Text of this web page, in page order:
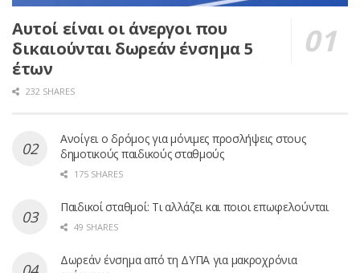
Αυτοί είναι οι άνεργοι που
δικαιούνται δωρεάν ένσημα 5
έτων
232 SHARES
Ανοίγει ο δρόμος για μόνιμες προσλήψεις στους
δημοτικούς παιδικούς σταθμούς
175 SHARES
Παιδικοί σταθμοί: Τι αλλάζει και ποιοι επωφελούνται
49 SHARES
Δωρεάν ένσημα από τη ΔΥΠΑ για μακροχρόνια